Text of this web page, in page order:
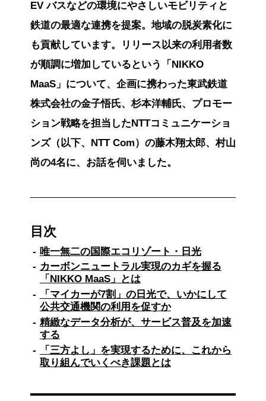
EV バスなどの環境にやさしいモビリティと
鉄道の最適な連携を提案。地域の脱炭素化に
も貢献しています。リリース以来の利用者数
が順調に増加しているという「NIKKO
MaaS」について、企画に携わった東武鉄道
株式会社の金子悟氏、杉本洋輔氏、プロモー
ション戦略を担当したNTTコミュニケーショ
ンズ（以下、NTT Com）の藤木翔太郎、村山
尚の4名に、お話を伺いました。
目次
唯一無二の国際エコリゾート・日光
カーボンニュートラル実現のカギを握る
「NIKKO MaaS」とは
「マイカーが7割」の日光で、いかにして
公共交通機関の利用を促すか
精緻なデータ分析が、サービス普及を加速
する
「三方よし」を実現するために、これから
取り組んでいくべき課題とは